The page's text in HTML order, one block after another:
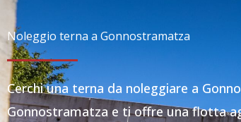
Noleggio terna a Gonnostramatza
Cerchi una terna da noleggiare a
Gonnostramatza e ti offre una flotta